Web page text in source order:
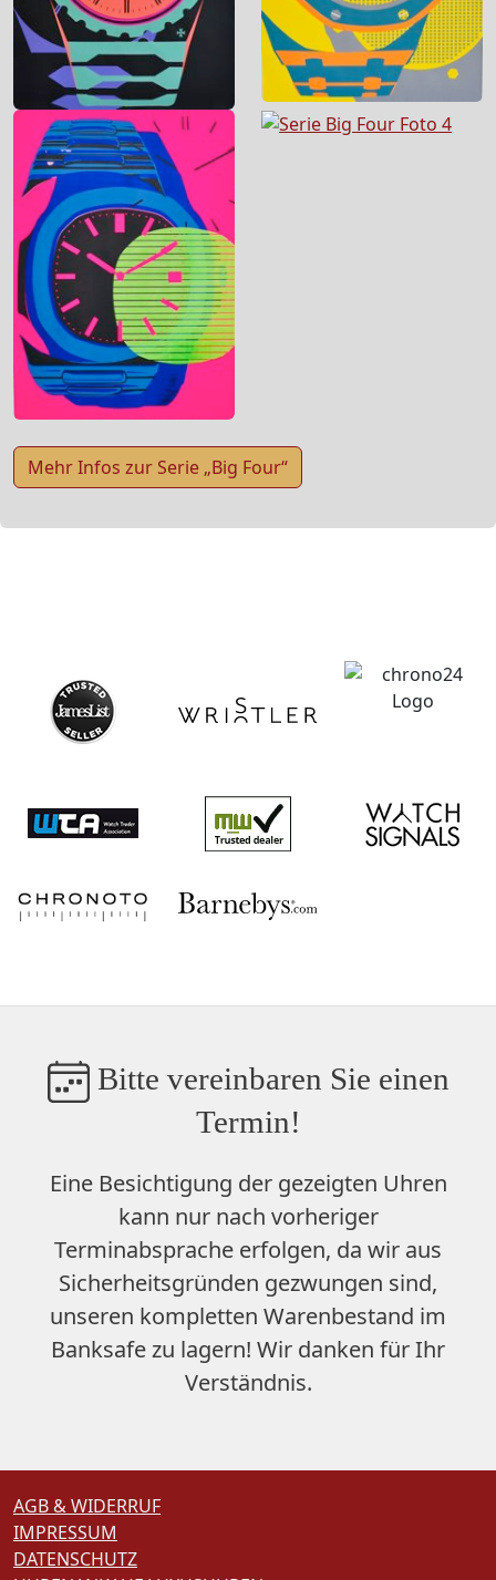
Mehr Infos zur Serie „Big Four“
Bitte vereinbaren Sie einen
Termin!
Eine Besichtigung der gezeigten Uhren
kann nur nach vorheriger
Terminabsprache erfolgen, da wir aus
Sicherheitsgründen gezwungen sind,
unseren kompletten Warenbestand im
Banksafe zu lagern! Wir danken für Ihr
Verständnis.
AGB & WIDERRUF
IMPRESSUM
DATENSCHUTZ